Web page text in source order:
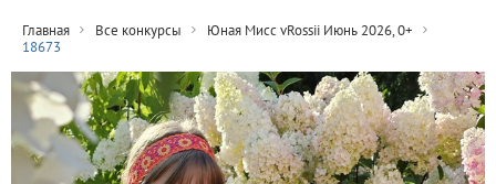
Главная Все конкурсы
Юная Мисс vRossii Июнь 2026, 0+
18673